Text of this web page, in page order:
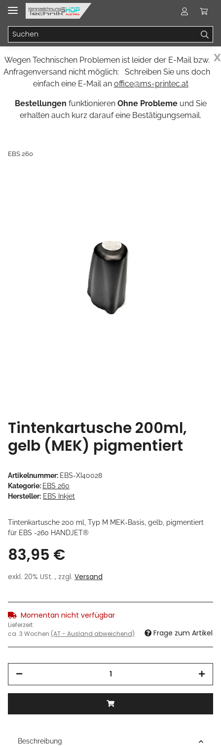
x
Wegen Technischen Problemen ist leider der E-Mail bzw.
Anfragenversand nicht möglich: Schreiben Sie uns doch
einfach eine E-Mail an office@ms-printec.at
Bestellungen funktionieren Ohne Problemeund Sie
erhalten auch kurz darauf eine Bestätigungsemail.
EBS 260
Tintenkartusche 200ml,
gelb (MEK) pigmentiert
Artikelnummer: EBS-XI40028
Kategorie: EBS 260
Hersteller: EBS Inkjet
Tintenkartusche 200 ml, Typ M MEK-Basis, gelb, pigmentiert
für EBS -260 HANDJET®
83,95 €
exkl. 20% USt. , zzgl. Versand
Momentan nicht verfügbar
Lieferzeit:
ca. 3 Wochen (AT - Ausland abweichend) Frage zum Artikel
Beschreibung